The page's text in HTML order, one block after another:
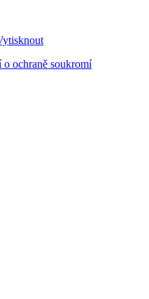
o ochraně soukromí